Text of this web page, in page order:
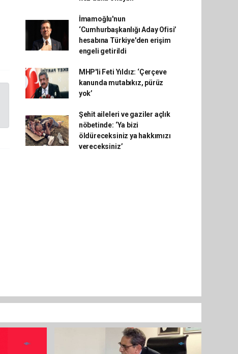
İmamoğlu'nun
‘Cumhurbaşkanlığı Aday Ofisi’
hesabına Türkiye'den erişim
engeli getirildi
MHP'li Feti Yıldız: ‘Çerçeve
kanunda mutabıkız, pürüz
yok’
Şehit aileleri ve gaziler açlık
nöbetinde: ‘Ya bizi
öldüreceksiniz ya hakkımızı
vereceksiniz’